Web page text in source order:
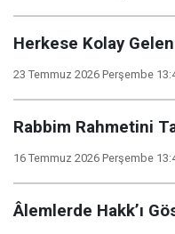
Herkese Kolay
23 Temmuz 2026 Perşembe
Rabbim Rahmetini
16 Temmuz 2026 Perşembe
Âlemlerde Hakk’ı